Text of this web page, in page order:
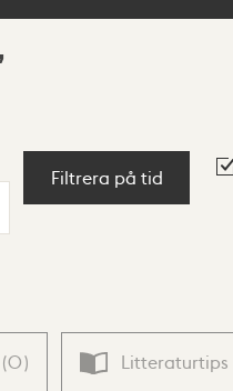
Filtrera på tid
(0) Litteraturtips